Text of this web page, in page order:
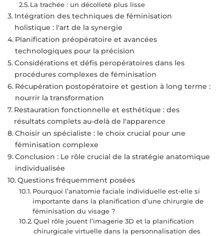
La trachée : un décolleté plus lisse
Intégration des techniques de féminisation
holistique : l'art de la synergie
Planification préopératoire et avancées
technologiques pour la précision
Considérations et défis peropératoires dans les
procédures complexes de féminisation
Récupération postopératoire et gestion à long terme :
nourrir la transformation
Restauration fonctionnelle et esthétique : des
résultats complets au-delà de l'apparence
Choisir un spécialiste : le choix crucial pour une
féminisation complexe
Conclusion : Le rôle crucial de la stratégie anatomique
individualisée
Questions fréquemment posées
Pourquoi l’anatomie faciale individuelle est-elle si
importante dans la planification d’une chirurgie de
féminisation du visage ?
Quel rôle jouent l’imagerie 3D et la planification
chirurgicale virtuelle dans la personnalisation des